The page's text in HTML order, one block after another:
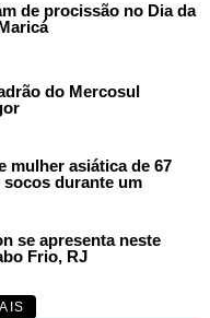
de procissão no Dia da
do Mercosul
mulher asiática de 67
socos durante um
se apresenta neste
Frio, RJ